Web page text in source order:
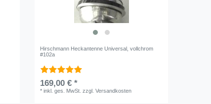
Hirschmann Heckantenne Universal, vollchrom
#102a
169,00 € *
*inkl. ges. MwSt. zzgl.Versandkosten